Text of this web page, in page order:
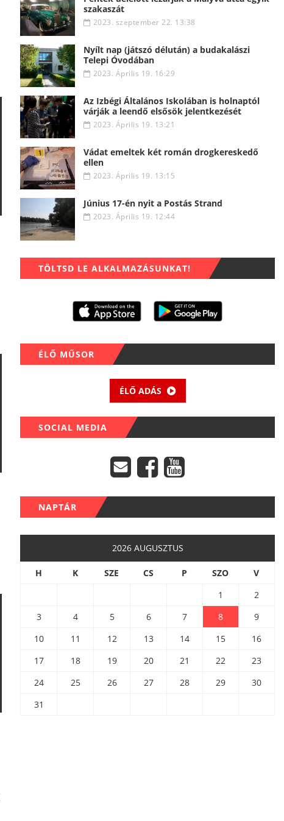
szakaszát
2023. szeptember 22. 13:38
Nyílt nap (játszó délután) a budakalászi
Telepi Óvodában
2023. Április 19. 16:29
Az Izbégi Általános Iskolában is holnaptól
várják a leendő elsősök jelentkezését
2023. Április 19. 13:21
Vádat emeltek két román drogkereskedő
ellen
2023. Április 19. 13:15
Június 17-én nyit a Postás Strand
2023. Április 19. 12:44
TÖLTSD LE ALKALMAZÁSUNKAT!
ÉLŐ MŰSOR
ÉLŐ ADÁS
SOCIAL MEDIA
NAPTÁR
2026 AUGUSZTUS
H K SZE CS P SZO
V
1
2
3
4 5 6 7 8
9
10
11 12 13 14 15
16
17
18 19 20 21 22
23
24
25 26 27 28 29
30
31